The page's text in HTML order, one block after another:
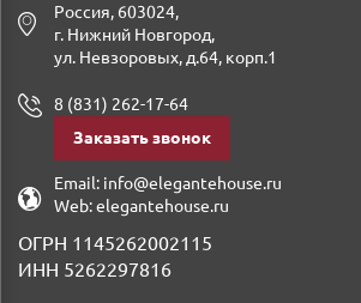
Россия, 603024,
г. Нижний Новгород,
ул. Невзоровых, д.64, корп.1
8 (831) 262-17-64
Заказать звонок
Email: info@elegantehouse.ru
Web:elegantehouse.ru
ОГРН 1145262002115
ИНН 5262297816